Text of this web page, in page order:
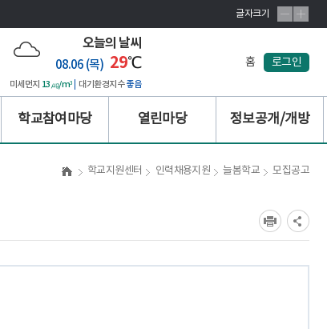
글자크기
홈 로그인
오늘의 날씨
08.06 (목) 29℃
미세먼지 13㎍/m³ 대기환경지수좋음
학교참여마당 열린마당 정보공개/개방
학교지원센터 인력채용지원 늘봄학교 모집공고